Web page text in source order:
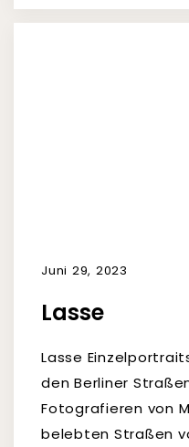
Juni 29, 2023
Lasse
Lasse
den Berliner
Fotografieren von
belebten Straßen